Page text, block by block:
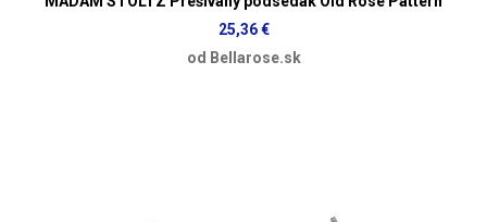
25,36 €
od Bellarose.sk